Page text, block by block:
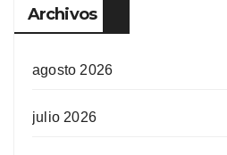
Archivos
agosto 2026
julio 2026